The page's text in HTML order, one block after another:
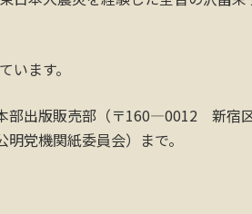
ます。
部出版販売部（〒160―0012 新宿
党機関紙委員会）まで。